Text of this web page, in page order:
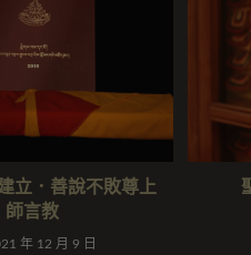
立．善說不敗尊上
師言教
年 12 月 9 日